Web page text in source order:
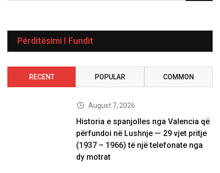
Përditësimi I Fundit
RECENT POPULAR COMMON
August 7, 2026
Historia e spanjolles nga Valencia që
përfundoi në Lushnje — 29 vjet pritje
(1937 – 1966) të një telefonate nga
dy motrat